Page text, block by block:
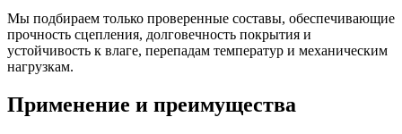
Мы подбираем только проверенные составы, обеспечивающие
прочность сцепления, долговечность покрытия и
устойчивость к влаге, перепадам температур и механическим
нагрузкам.
Применение и преимущества